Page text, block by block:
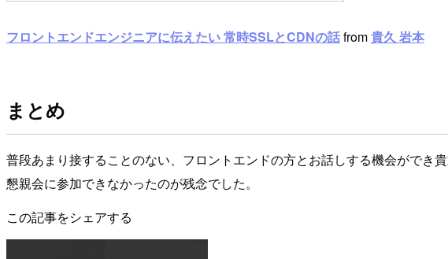
フロントエンドエンジニアに伝えたい 常時SSLとCDNの話from貴久 岩本
まとめ
普段あまり接することのない、フロントエンドの方とお話しする機会ができ貴
懇親会に参加できなかったのが残念でした。
この記事をシェアする